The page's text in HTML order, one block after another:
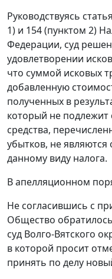
Руководствуясь
1) и 154 (пунктом 2)
Федерации, суд
удовлетворении
что суммой исковых
добавленную
полученных в
который не подлежит
средства,
убытков, не
данному виду налога.
В апелляционном
Не согласившись с
Общество
суд Волго-Вятского
в которой просит
принять по делу